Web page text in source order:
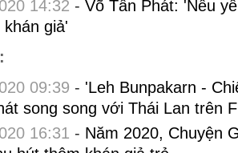
14:32 - Võ Tấn Phát: 'Nếu
khán giả'
09:39 - 'Leh Bunpakarn -
song song với Thái Lan trên
16:31 - Năm 2020, Chuyện